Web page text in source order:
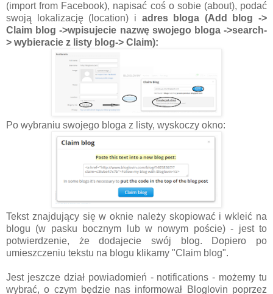
(import from Facebook), napisać coś o sobie (about), podać
swoją lokalizację (location) i adres bloga (Add blog ->
Claim blog ->wpisujecie nazwę swojego bloga ->search-
> wybieracie z listy blog-> Claim):
Po wybraniu swojego bloga z listy, wyskoczy okno:
Tekst znajdujący się w oknie należy skopiować i wkleić na
blogu (w pasku bocznym lub w nowym poście) - jest to
potwierdzenie, że dodajecie swój blog. Dopiero po
umieszczeniu tekstu na blogu klikamy "Claim blog".
Jest jeszcze dział powiadomień - notifications - możemy tu
wybrać, o czym będzie nas informował Bloglovin poprzez